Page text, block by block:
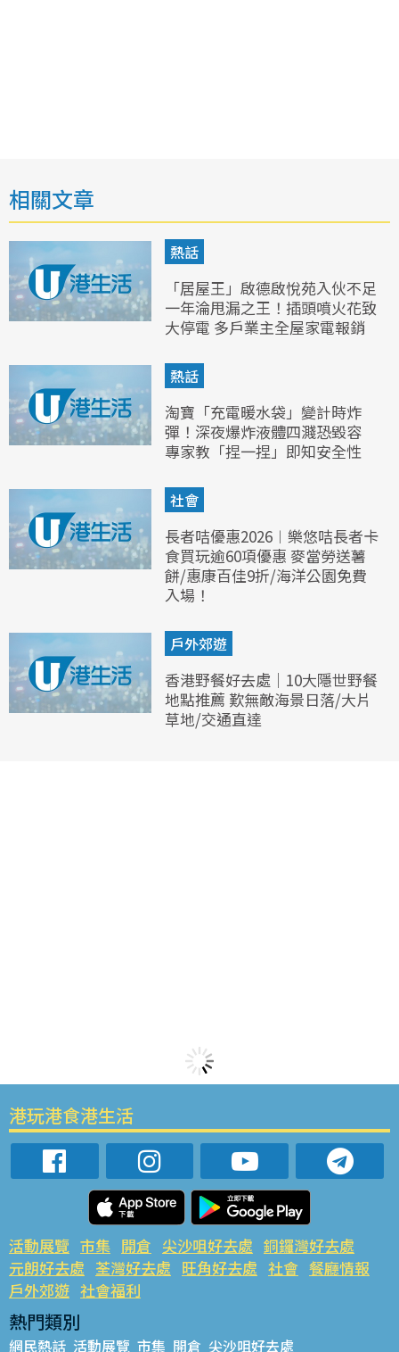
相關文章
熱話
「居屋王」啟德啟悅苑入伙不足
一年淪甩漏之王！插頭噴火花致
大停電 多戶業主全屋家電報銷
熱話
淘寶「充電暖水袋」變計時炸
彈！深夜爆炸液體四濺恐毀容
專家教「捏一捏」即知安全性
社會
長者咭優惠2026︱樂悠咭長者卡
食買玩逾60項優惠 麥當勞送薯
餅/惠康百佳9折/海洋公園免費
入場！
戶外郊遊
香港野餐好去處｜10大隱世野餐
地點推薦 歎無敵海景日落/大片
草地/交通直達
港玩港食港生活
活動展覽 市集 開倉 尖沙咀好去處 銅鑼灣好去處
元朗好去處 荃灣好去處 旺角好去處 社會 餐廳情報
戶外郊遊 社會福利
熱門類別
網民熱話 活動展覽 市集 開倉 尖沙咀好去處